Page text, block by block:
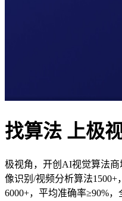
找算法 上极
极视角，开创AI视觉算法
像识别/视频分析算法1500+
6000+，平均准确率≥90%